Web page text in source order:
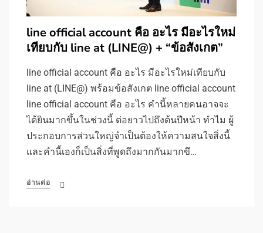
line official account คือ อะไร มีอะไรใหม่
เทียบกับ line at (LINE@) + “ข้อสังเกต”
line official account คือ อะไร มีอะไรใหม่เทียบกับ
line at (LINE@) พร้อมข้อสังเกต line official account
line official account คือ อะไร คำนี้หลายคนอาจจะ
ได้ยินมากขึ้นในช่วงนี้ ต่อยาวไปถึงต้นปีหน้า ทำไม ผู้
ประกอบการส่วนใหญ่จำเป็นต้องให้ความสนใจสิ่งนี้
และคำนี้เองก็เป็นสิ่งที่พูดถึงมากกันมากขึ…
อ่านต่อ